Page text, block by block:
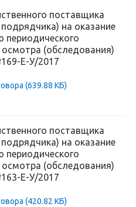
поставщика
на оказание
периодического
(обследования)
Е-У/2017
(639.88 КБ)
поставщика
на оказание
периодического
(обследования)
Е-У/2017
(420.82 КБ)